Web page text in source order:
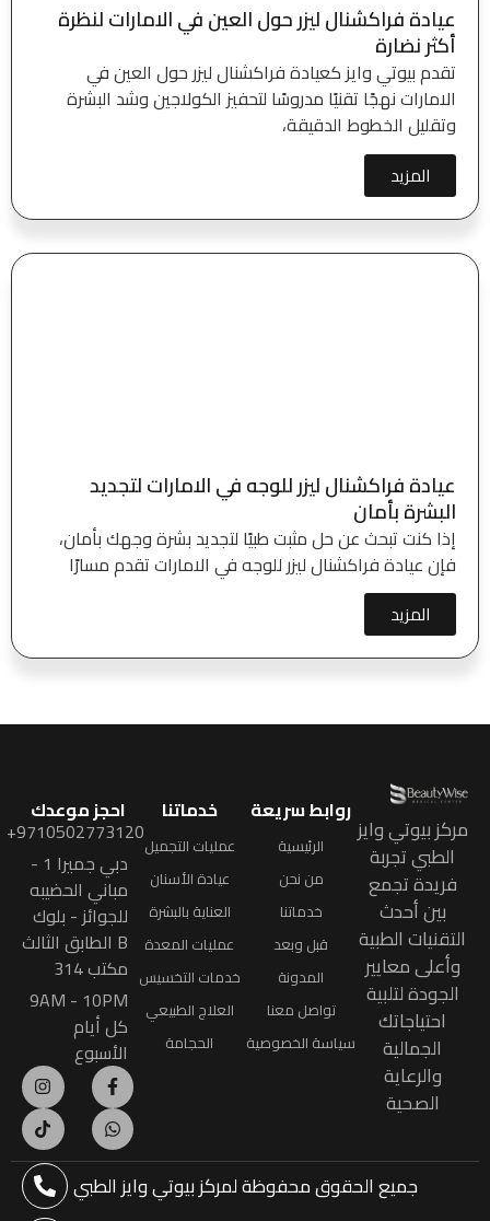
عيادة فراكشنال ليزر حول العين في الامارات لنظرة
أكثر نضارة
تقدم بيوتي وايز كعيادة فراكشنال ليزر حول العين في
الامارات نهجًا تقنيًا مدروسًا لتحفيز الكولاجين وشد البشرة
وتقليل الخطوط الدقيقة،
المزيد
عيادة فراكشنال ليزر للوجه في الامارات لتجديد
البشرة بأمان
إذا كنت تبحث عن حل مثبت طبيًا لتجديد بشرة وجهك بأمان،
فإن عيادة فراكشنال ليزر للوجه في الامارات تقدم مسارًا
المزيد
مركز بيوتي وايز
الطبي تجربة
فريدة تجمع
بين أحدث
التقنيات الطبية
وأعلى معايير
الجودة لتلبية
احتياجاتك
الجمالية
والرعاية
الصحية
روابط سريعة
الرئيسية
من نحن
خدماتنا
قبل وبعد
المدونة
تواصل معنا
سياسة الخصوصية
خدماتنا
عمليات التجميل
عيادة الأسنان
العناية بالبشرة
عمليات المعدة
خدمات التخسيس
العلاج الطبيعي
الحجامة
احجز موعدك
9710502773120+
دبي جميرا 1 -
مباني الحضيبه
للجوائز - بلوك
B الطابق الثالث
مكتب 314
9AM - 10PM
كل أيام
الأسبوع
جميع الحقوق محفوظةلمركز بيوتي وايز الطبي